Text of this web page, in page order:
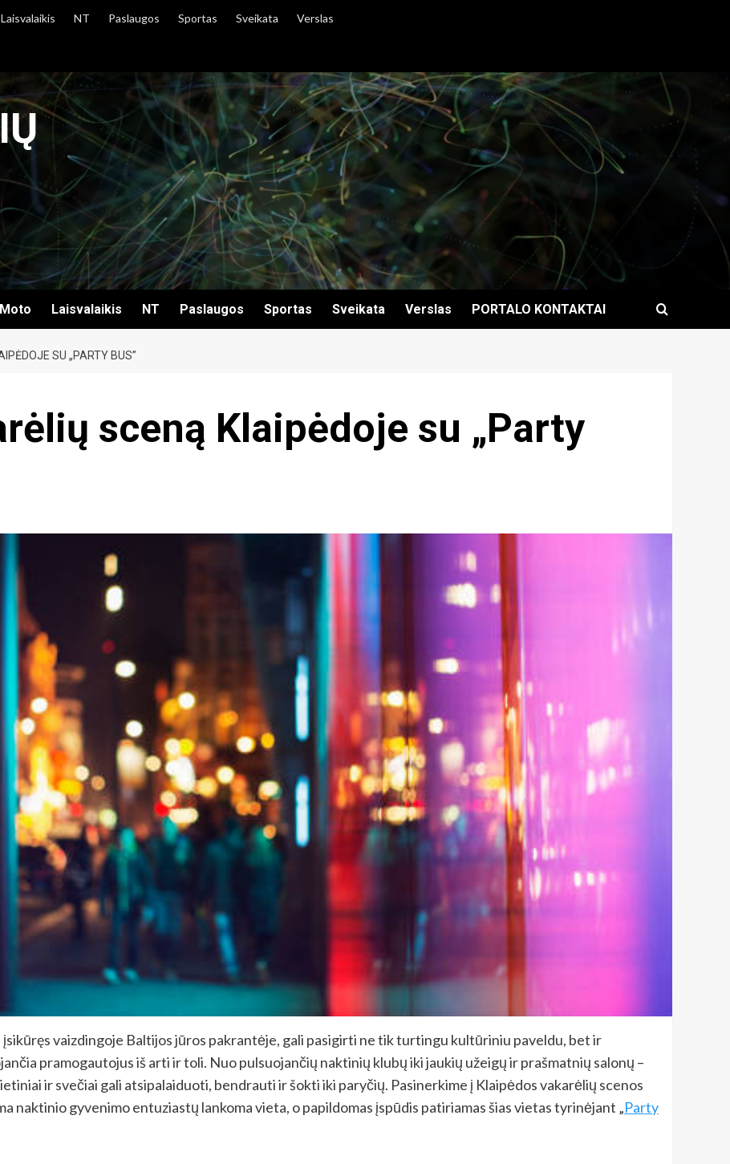
Laisvalaikis NT Paslaugos Sportas Sveikata Verslas
Laisvalaikis NT Paslaugos Sportas Sveikata Verslas PORTALO KONTAKTAI
SU „PARTY BUS”
sceną Klaipėdoje su „Party
vaizdingoje Baltijos jūros pakrantėje, gali pasigirti ne tik turtingu kultūriniu paveldu, bet ir
pramogautojus iš arti ir toli. Nuo pulsuojančių naktinių klubų iki jaukių užeigų ir prašmatnių salonų –
ir svečiai gali atsipalaiduoti, bendrauti ir šokti iki paryčių. Pasinerkime į Klaipėdos vakarėlių scenos
naktinio gyvenimo entuziastų lankoma vieta, o papildomas įspūdis patiriamas šias vietas tyrinėjant „Party